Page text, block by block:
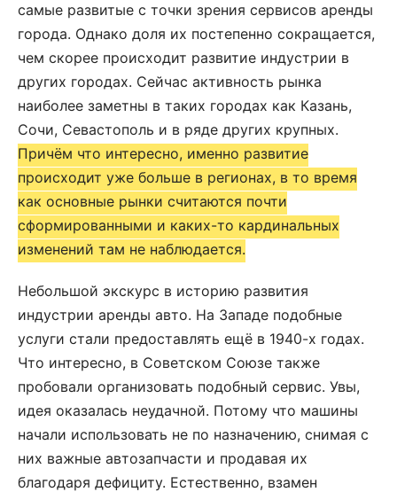
самые развитые с точки зрения сервисов аренды
города. Однако доля их постепенно сокращается,
чем скорее происходит развитие индустрии в
других городах. Сейчас активность рынка
наиболее заметны в таких городах как Казань,
Сочи, Севастополь и в ряде других крупных.
Причём что интересно, именно развитие
происходит уже больше в регионах, в то время
как основные рынки считаются почти
сформированными и каких-то кардинальных
изменений там не наблюдается.
Небольшой экскурс в историю развития
индустрии аренды авто. На Западе подобные
услуги стали предоставлять ещё в 1940-х годах.
Что интересно, в Советском Союзе также
пробовали организовать подобный сервис. Увы,
идея оказалась неудачной. Потому что машины
начали использовать не по назначению, снимая с
них важные автозапчасти и продавая их
благодаря дефициту. Естественно, взамен